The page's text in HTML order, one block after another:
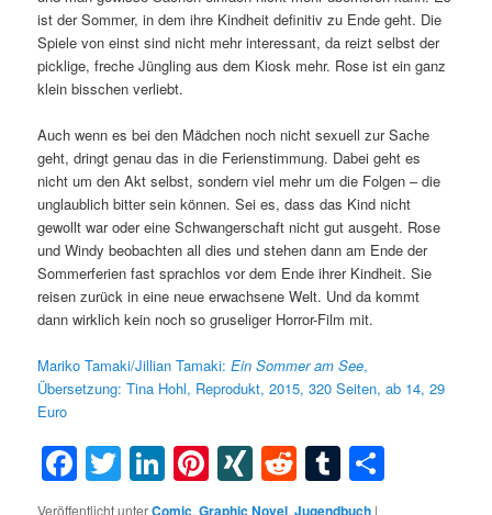
ist der Sommer, in dem ihre Kindheit definitiv zu Ende geht. Die
Spiele von einst sind nicht mehr interessant, da reizt selbst der
picklige, freche Jüngling aus dem Kiosk mehr. Rose ist ein ganz
klein bisschen verliebt.
Auch wenn es bei den Mädchen noch nicht sexuell zur Sache
geht, dringt genau das in die Ferienstimmung. Dabei geht es
nicht um den Akt selbst, sondern viel mehr um die Folgen – die
unglaublich bitter sein können. Sei es, dass das Kind nicht
gewollt war oder eine Schwangerschaft nicht gut ausgeht. Rose
und Windy beobachten all dies und stehen dann am Ende der
Sommerferien fast sprachlos vor dem Ende ihrer Kindheit. Sie
reisen zurück in eine neue erwachsene Welt. Und da kommt
dann wirklich kein noch so gruseliger Horror-Film mit.
Mariko Tamaki/Jillian Tamaki:Ein Sommer am See,
Übersetzung: Tina Hohl, Reprodukt, 2015, 320 Seiten, ab 14, 29
Euro
Facebook
Twitter
LinkedIn
Pinterest
XINGRedditTumblr
Veröffentlicht unter , ,
|